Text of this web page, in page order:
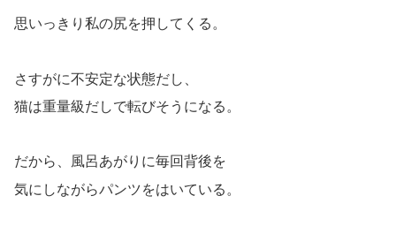
思いっきり私の尻を押してくる。
さすがに不安定な状態だし、
猫は重量級だしで転びそうになる。
だから、風呂あがりに毎回背後を
気にしながらパンツをはいている。